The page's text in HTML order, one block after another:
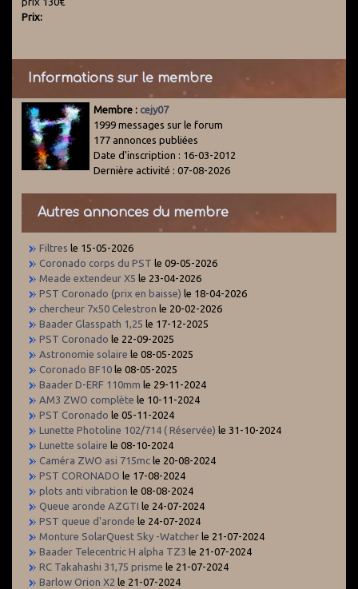
Prix:
Informations sur le membre
Membre : cejy07
1999 messages sur le forum
177 annonces publiées
Date d'inscription : 16-03-2012
Dernière activité : 07-08-2026
Autres annonces du membre
Filtres le 15-05-2026
Coronado corps du PST le 09-05-2026
Meade extendeur X5 le 23-04-2026
PST Coronado (prix en baisse) le 18-04-2026
chercheur 7x50 Celestron le 20-02-2026
Baader Glasspath 1,25 le 17-12-2025
PST Coronado le 22-09-2025
Astronomie solaire le 08-05-2025
Coronado BF10 le 08-05-2025
Baader D-ERF 110mm le 29-11-2024
AM3 ZWO complète le 10-11-2024
PST Coronado le 05-11-2024
Lunette Photoline 102/714 ( Réservée) le 31-10-2024
Lunette solaire le 08-10-2024
Caméra ZWO asi 715mc le 20-08-2024
PST CORONADO le 17-08-2024
plots anti vibration le 08-08-2024
Queue aronde AZGTI le 24-07-2024
PST queue d'aronde le 24-07-2024
Monture SolarQuest Sky -Watcher le 21-07-2024
Baader Telecentric H alpha TZ3 le 21-07-2024
RC Takahashi 31,75 prisme le 21-07-2024
Barlow Orion X2 le 21-07-2024